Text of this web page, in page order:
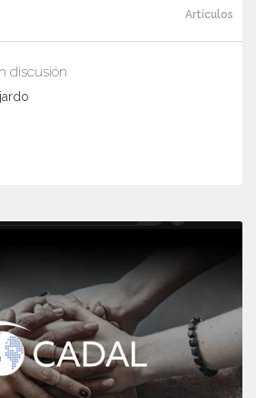
Artículos
discusión